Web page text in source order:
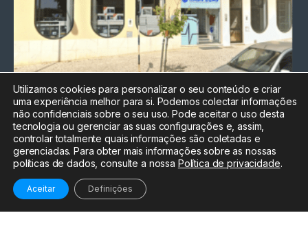
Chamada para a rede fixa
nacional
Electrónica:212
588 047
Informática:212
588 044
Utilizamos cookies para personalizar o seu conteúdo e criar
uma experiência melhor para si. Podemos colectar informações
não confidenciais sobre o seu uso. Pode aceitar o uso desta
tecnologia ou gerenciar as suas configurações e, assim,
controlar totalmente quais informações são coletadas e
gerenciadas. Para obter mais informações sobre as nossas
políticas de dados, consulte a nossa Política de privacidade.
Aceitar Definições